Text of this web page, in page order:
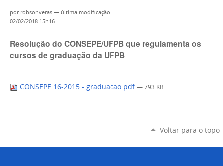
por robsonveras — última modificação
02/02/2018 15h16
Resolução do CONSEPE/UFPB que regulamenta os
cursos de graduação da UFPB
CONSEPE 16-2015 - graduacao.pdf — 793 KB
Voltar para o topo